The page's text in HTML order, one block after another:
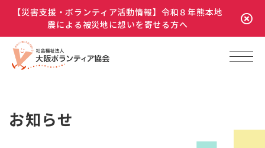
【災害支援・ボランティア活動情報】令和８年熊本地
震による被災地に想いを寄せる方へ
お知らせ